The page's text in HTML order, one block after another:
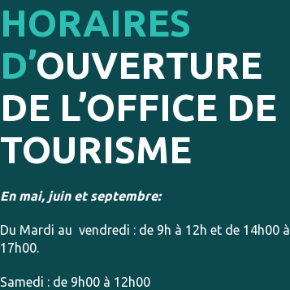
HORAIRES
D’OUVERTURE
DE L’OFFICE DE
TOURISME
En mai, juin et septembre:
Du Mardi au vendredi : de 9h à 12h et de 14h00 à
17h00.
Samedi : de 9h00 à 12h00